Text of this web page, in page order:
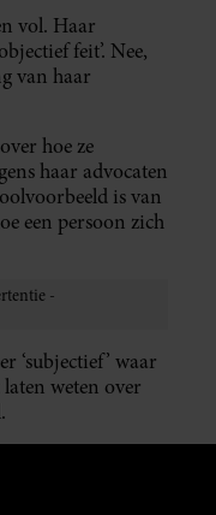
vol. Haar
feit’. Nee,
van haar
hoe ze
haar advocaten
is van
een persoon zich
‘subjectief’ waar
weten over